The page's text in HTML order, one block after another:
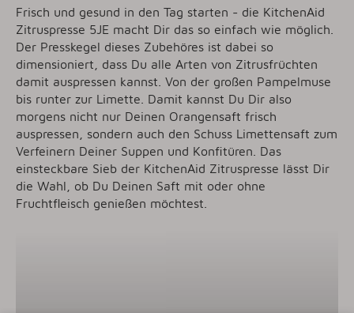
Frisch und gesund in den Tag starten - die KitchenAid
Zitruspresse 5JE macht Dir das so einfach wie möglich.
Der Presskegel dieses Zubehöres ist dabei so
dimensioniert, dass Du alle Arten von Zitrusfrüchten
damit auspressen kannst. Von der großen Pampelmuse
bis runter zur Limette. Damit kannst Du Dir also
morgens nicht nur Deinen Orangensaft frisch
auspressen, sondern auch den Schuss Limettensaft zum
Verfeinern Deiner Suppen und Konfitüren. Das
einsteckbare Sieb der KitchenAid Zitruspresse lässt Dir
die Wahl, ob Du Deinen Saft mit oder ohne
Fruchtfleisch genießen möchtest.